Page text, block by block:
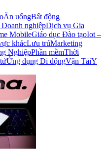
Ăn uốngBất động
nghiệpDịch vụ Gia
MobileGiáo dục Đào tạoIot –
khácLưu trúMarketing
NghiệpPhần mềmThời
Ứng dụng Di độngVận TảiY